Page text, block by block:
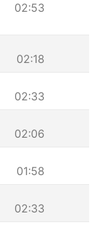
02:53
02:18
02:33
02:06
01:58
02:33